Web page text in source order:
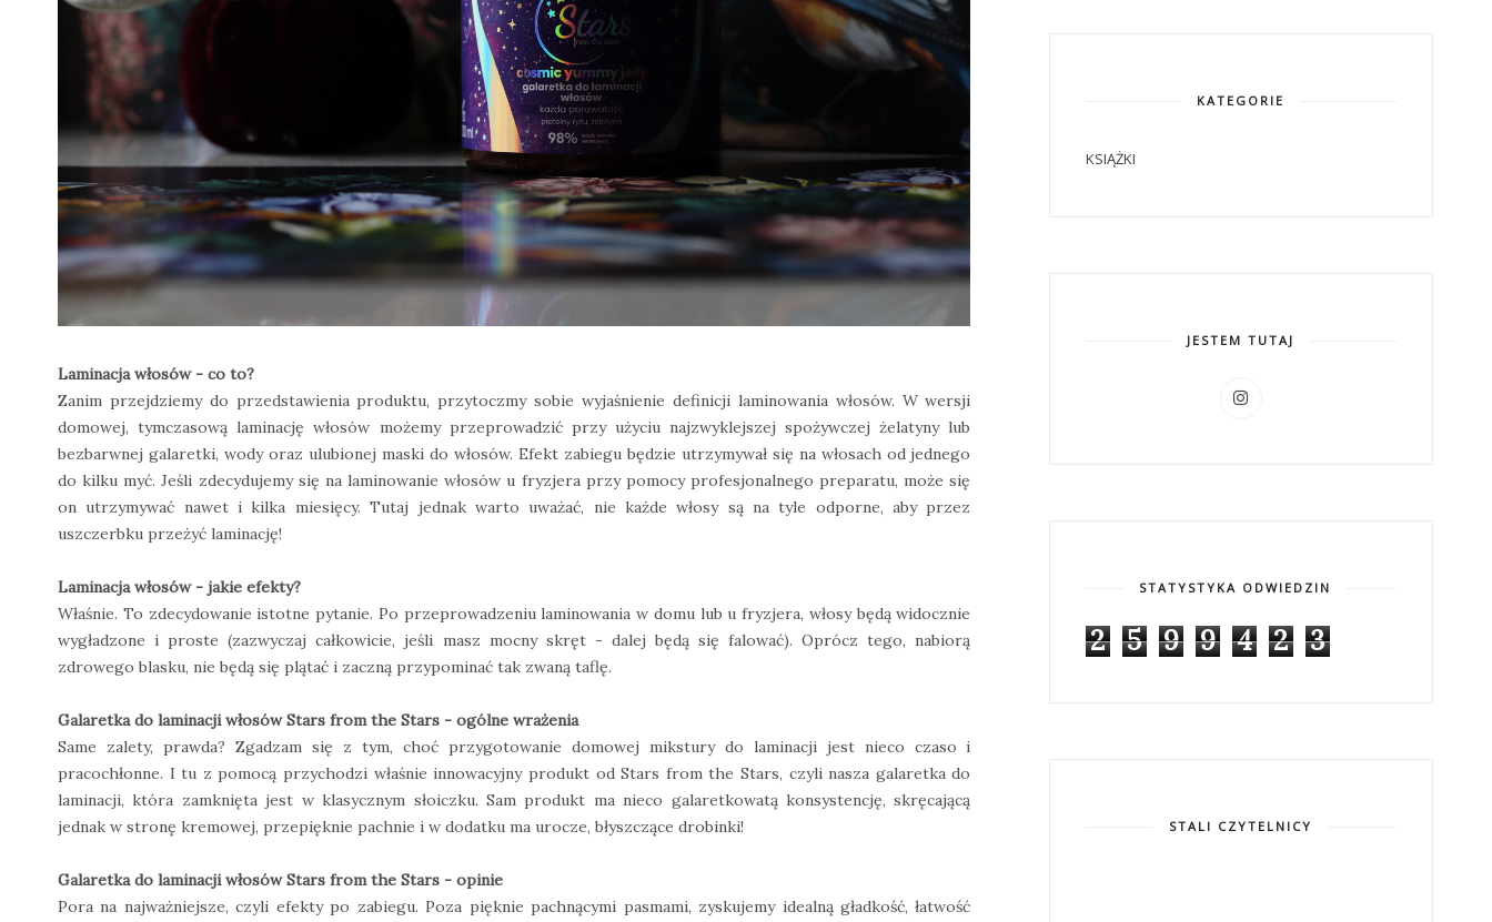
Laminacja włosów - co to?
Zanim przejdziemy do przedstawienia produktu, przytoczmy sobie wyjaśnienie definicji laminowania włosów. W wersji
domowej, tymczasową laminację włosów możemy przeprowadzić przy użyciu najzwyklejszej spożywczej żelatyny lub
bezbarwnej galaretki, wody oraz ulubionej maski do włosów. Efekt zabiegu będzie utrzymywał się na włosach od jednego
do kilku myć. Jeśli zdecydujemy się na laminowanie włosów u fryzjera przy pomocy profesjonalnego preparatu, może się
on utrzymywać nawet i kilka miesięcy. Tutaj jednak warto uważać, nie każde włosy są na tyle odporne, aby przez
uszczerbku przeżyć laminację!
Laminacja włosów - jakie efekty?
Właśnie. To zdecydowanie istotne pytanie. Po przeprowadzeniu laminowania w domu lub u fryzjera, włosy będą widocznie
wygładzone i proste (zazwyczaj całkowicie, jeśli masz mocny skręt - dalej będą się falować). Oprócz tego, nabiorą
zdrowego blasku, nie będą się plątać i zaczną przypominać tak zwaną taflę.
Galaretka do laminacji włosów Stars from the Stars - ogólne wrażenia
Same zalety, prawda? Zgadzam się z tym, choć przygotowanie domowej mikstury do laminacji jest nieco czaso i
pracochłonne. I tu z pomocą przychodzi właśnie innowacyjny produkt od Stars from the Stars, czyli nasza galaretka do
laminacji, która zamknięta jest w klasycznym słoiczku. Sam produkt ma nieco galaretkowatą konsystencję, skręcającą
jednak w stronę kremowej, przepięknie pachnie i w dodatku ma urocze, błyszczące drobinki!
Galaretka do laminacji włosów Stars from the Stars - opinie
Pora na najważniejsze, czyli efekty po zabiegu. Poza pięknie pachnącymi pasmami, zyskujemy idealną gładkość, łatwość
KATEGORIE
KSIĄŻKI
JESTEM TUTAJ
STATYSTYKA ODWIEDZIN
2 5 9 9 4 2 3
STALI CZYTELNICY